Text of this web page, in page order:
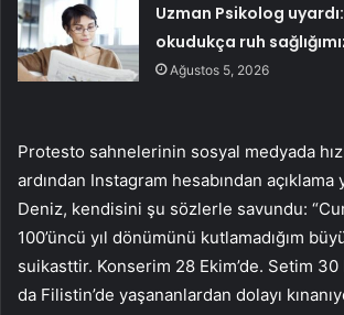
Uzman Psikolog
okudukça ruh
Ağustos 5, 2026
Protesto sahnelerinin sosyal medyada
ardından Instagram hesabından açıklama
Deniz, kendisini şu sözlerle savundu:
100’üncü yıl dönümünü kutlamadığım
suikasttir. Konserim 28 Ekim’de. Setim 30
da Filistin’de yaşananlardan dolayı